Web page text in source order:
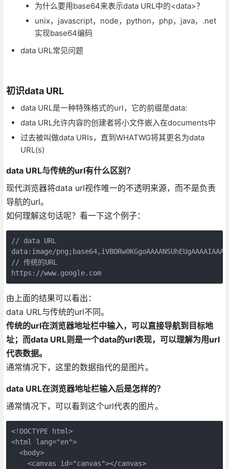
为什么要用base64来表示data URL中的<data>？
unix，javascript，node，python，php，java，.net
实现base64编码
data URL常见问题
初识data URL
data URL是一种特殊格式的url，它的前缀是data:
data URL允许内容的创建者将小文件嵌入在documents中
过去被叫做data URIs，直到WHATWG将其更名为data
URL(s)
data URL与传统的url有什么区别？
现代浏览器将data url视作唯一的不透明来源，而不是负责
导航的url。
如何理解这句话呢？看一下这个例子：
// data URL
data:image/
// 传统的URL
https://www.google.com
由上面的结果可以看出：
data URL与传统的url不同。
传统的url在浏览器地址栏中输入，可以直接导航到目标地
址；而data URL则是一个data的url表现，可以理解为用url
代表数据。
通常情况下，这里的数据指代的是图片。
data URL在浏览器地址栏输入后是怎样的？
通常情况下，可以看到这个url代表的图片。
<!DOCTYPE html>
<html lang="en">
  <body>
    <canvas id="canvas"></canvas>